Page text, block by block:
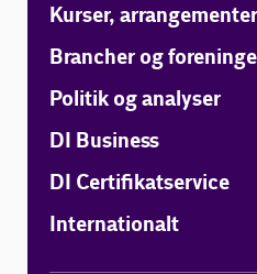
Kurser,
Brancher og
Politik og analyser
DI Business
DI Certifikatservice
Internationalt